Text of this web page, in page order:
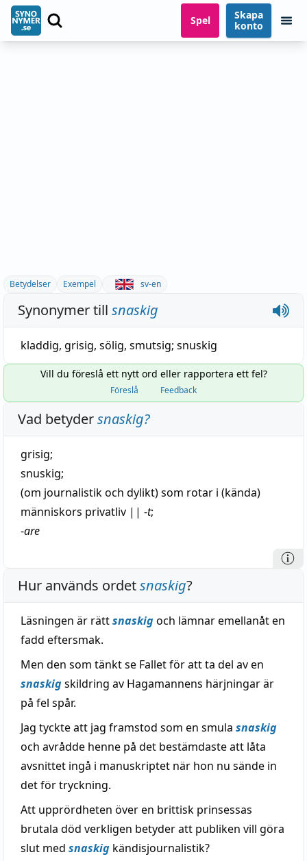
Spel
Skapa
konto
Betydelser Exempel sv-en
Synonymer till snaskig
kladdig, grisig, sölig, smutsig; snuskig
Vill du föreslå ett nytt ord eller rapportera ett fel?
Föreslå Feedback
Vad betydersnaskig?
grisig;
snuskig;
(om journalistikoch dylikt) som rotar i (kända)
människors privatliv || -t;
-are
Hur används ordetsnaskig?
Läsningen är rättsnaskigoch lämnar emellanåt en
fadd eftersmak.
Men den som tänkt se Fallet för att ta del av en
snaskigskildring av Hagamannens härjningar är
på fel spår.
Jag tyckte att jag framstod som en smula snaskig
och avrådde henne på det bestämdaste att låta
avsnittet ingå i manuskriptet när hon nu sände in
det för tryckning.
Att upprördheten över en brittisk prinsessas
brutala död verkligen betyder att publiken vill göra
slut med snaskig kändisjournalistik?